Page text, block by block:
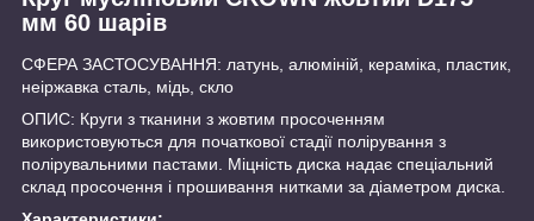
мм 60 шарів
СФЕРА ЗАСТОСУВАННЯ: латунь, алюміній, кераміка, пластик,
неіржавка сталь, мідь, скло
ОПИС: Круги з тканини з жовтим просоченням
використовуються для початкової стадії полірування з
полірувальними пастами. Міцність диска надає спеціальний
склад просочення і прошивання нитками за діаметром диска.